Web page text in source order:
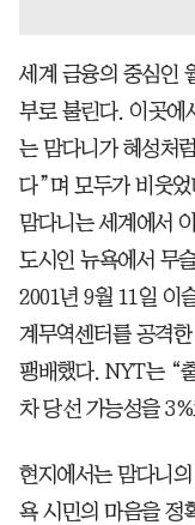
세계 금융의 중심인
부로 불린다. 이곳에
는 맘다니가 혜성처
다”며 모두가 비웃
맘다니는 세계에서
도시인 뉴욕에서 무
2001년 9월 11일 이
계무역센터를 공격
팽배했다. NYT는 “
차 당선 가능성을
현지에서는 맘다니
욕 시민의 마음을 정